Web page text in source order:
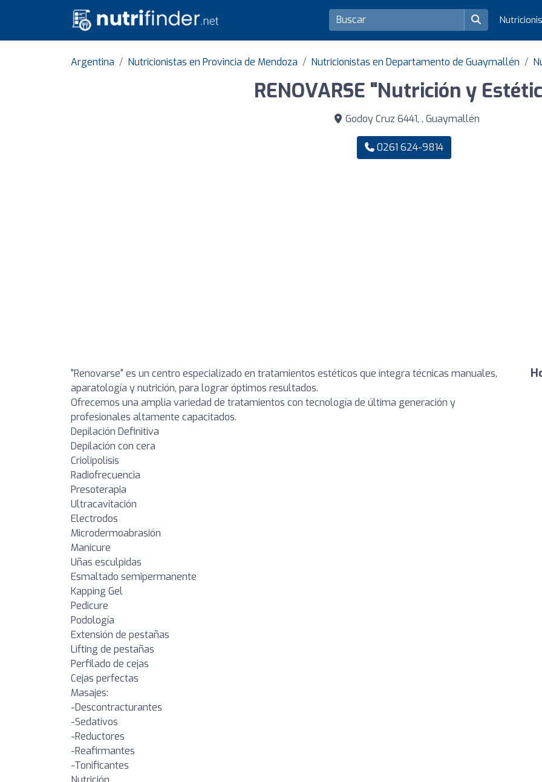
Argentina Nutricionistas en Provincia de Mendoza Nutricionistas en Departamento de Guaymallén
RENOVARSE "Nutrición y
Godoy Cruz 6441, , Guaymallén
0261 624-9814
"Renovarse" es un centro especializado en tratamientos estéticos que integra técnicas manuales,
aparatología y nutrición, para lograr óptimos resultados.
Ofrecemos una amplia variedad de tratamientos con tecnología de última generación y
profesionales altamente capacitados.
Depilación Definitiva
Depilación con cera
Criolipolisis
Radiofrecuencia
Presoterapia
Ultracavitación
Electrodos
Microdermoabrasión
Manicure
Uñas esculpidas
Esmaltado semipermanente
Kapping Gel
Pedicure
Podología
Extensión de pestañas
Lifting de pestañas
Perfilado de cejas
Cejas perfectas
Masajes:
-Descontracturantes
-Sedativos
-Reductores
-Reafirmantes
-Tonificantes